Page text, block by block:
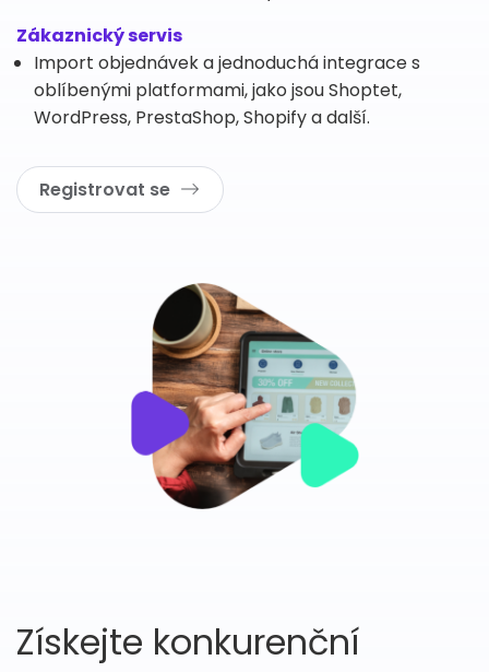
Zákaznický servis
Import objednávek a jednoduchá integrace s
oblíbenými platformami, jako jsou Shoptet,
WordPress, PrestaShop, Shopify a další.
Registrovat se
Získejte konkurenční